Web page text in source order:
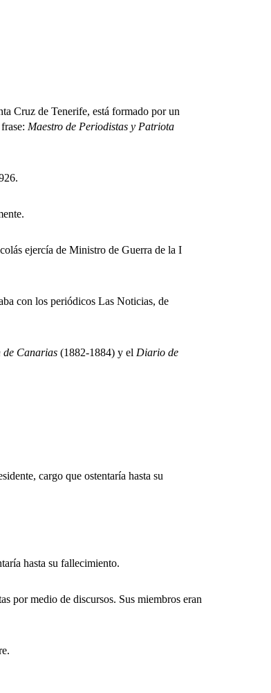
Cruz de Tenerife, está formado por un
Maestro de Periodistas y Patriota
ejercía de Ministro de Guerra de la I
con los periódicos Las Noticias, de
Canarias (1882-1884) y el Diario de
cargo que ostentaría hasta su
hasta su fallecimiento.
medio de discursos. Sus miembros eran